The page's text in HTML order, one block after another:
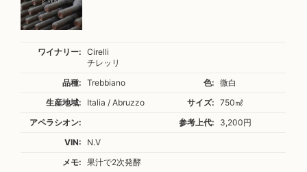
ワイナリー:
Cirelli
チレッリ
品種:
Trebbiano 色:
微白
生産地域:
Italia / Abruzzo サイズ:
750㎖
アペラシオン:
参考上代:
3,200円
VIN:
N.V
メモ:
果汁で2次発酵